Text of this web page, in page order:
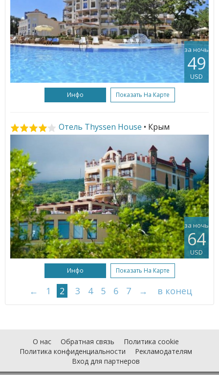
за ночь
49
USD
Инфо Показать На Карте
Отель Thyssen House • Крым
за ночь
64
USD
Инфо Показать На Карте
← 1 2 3 4 5 6 7 → в конец
О нас Обратная связь
Политика cookie
Политика конфиденциальности
Рекламодателям
Вход для партнеров